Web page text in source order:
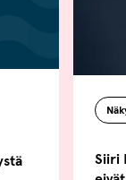
Siiri